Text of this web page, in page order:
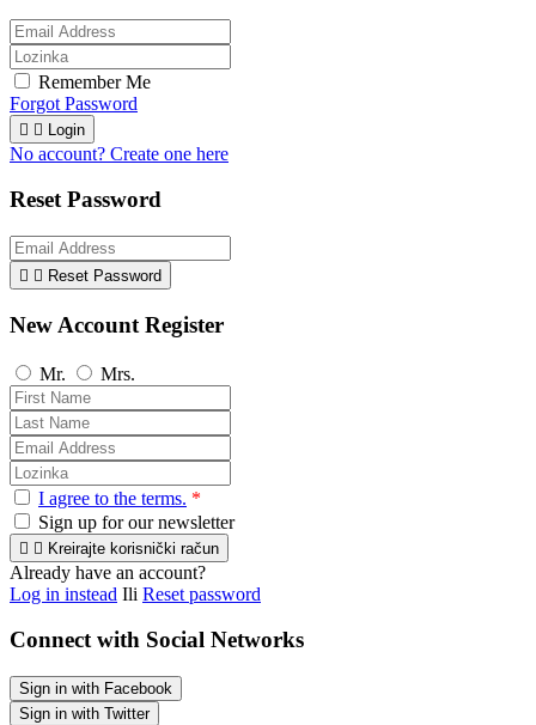
Remember Me
Forgot Password
  Login
No account? Create one here
Reset Password
  Reset Password
New Account Register
Mr. Mrs.
I agree to the terms. *
Sign up for our newsletter
  Kreirajte korisnički račun
Already have an account?
Log in instead Ili Reset password
Connect with Social Networks
Sign in with Facebook
Sign in with Twitter